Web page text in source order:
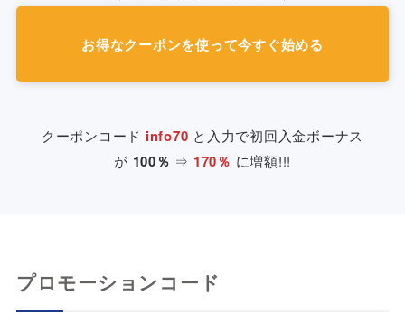
お得なクーポンを使って今すぐ始める
クーポンコード info70 と入力で初回入金ボーナス
が 100％ ⇒ 170％ に増額!!!
プロモーションコード